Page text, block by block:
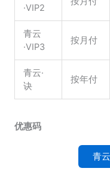
·VIP2
青云
·VIP3
按月付
青云·
诀
按年付
优惠码
青